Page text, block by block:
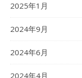
2025年1月
2024年9月
2024年6月
2024年4月